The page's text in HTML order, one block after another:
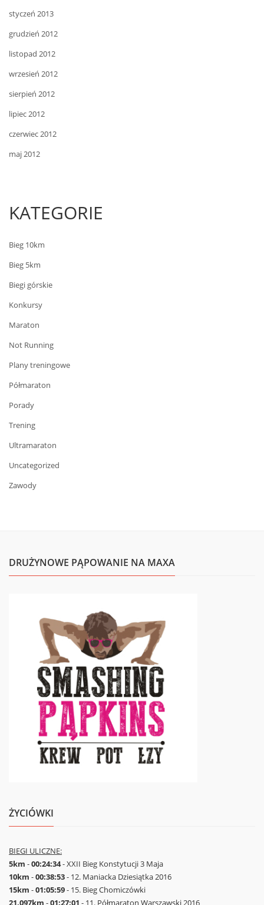
styczeń 2013
grudzień 2012
listopad 2012
wrzesień 2012
sierpień 2012
lipiec 2012
czerwiec 2012
maj 2012
KATEGORIE
Bieg 10km
Bieg 5km
Biegi górskie
Konkursy
Maraton
Not Running
Plany treningowe
Półmaraton
Porady
Trening
Ultramaraton
Uncategorized
Zawody
DRUŻYNOWE PĄPOWANIE NA MAXA
ŻYCIÓWKI
BIEGI ULICZNE:
5km -00:24:34- XXII Bieg Konstytucji 3 Maja
10km -00:38:53- 12. Maniacka Dziesiątka 2016
15km -01:05:59- 15. Bieg Chomiczówki
21,097km -01:27:01 - 11. Półmaraton Warszawski 2016